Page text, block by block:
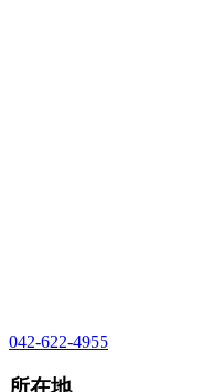
042-622-4955
所在地